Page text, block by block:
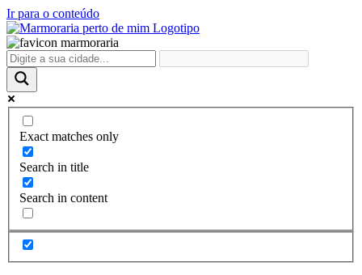
Ir para o conteúdo
Exact matches only
Search in title
Search in content